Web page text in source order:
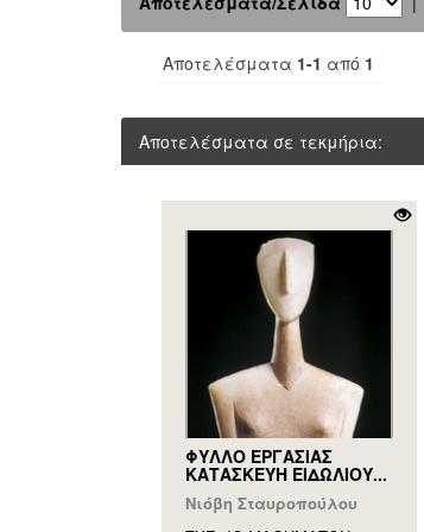
Αποτελέσματα 1-1 από 1
Αποτελέσματα σε τεκμήρια:
ΦΥΛΛΟ ΕΡΓΑΣΙΑΣ
ΚΑΤΑΣΚΕΥΗ ΕΙΔΩΛΙΟΥ...
Νιόβη Σταυροπούλου